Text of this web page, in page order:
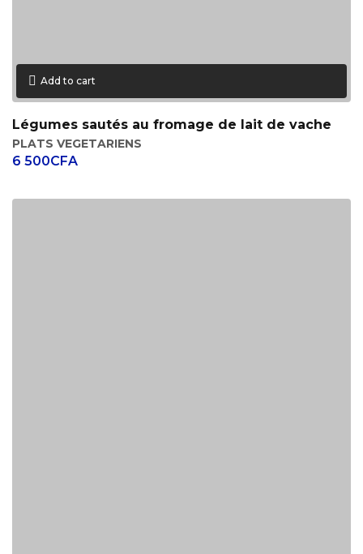
Add to cart
Légumes sautés au fromage de lait de vache
PLATS VEGETARIENS
6 500CFA